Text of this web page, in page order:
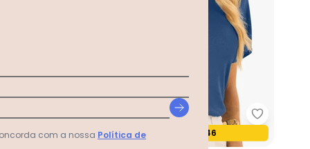
Longa RosaRovitex - Camisa Feminina Manga Longa 7/8
Rovitex -
Oferta relâmpago
Termina em: 10:47:44
com a nossa Política de